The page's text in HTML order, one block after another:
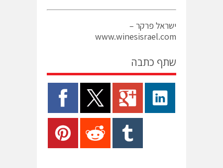
ישראל פרקר –
www.winesisrael.com
שתף כתבה